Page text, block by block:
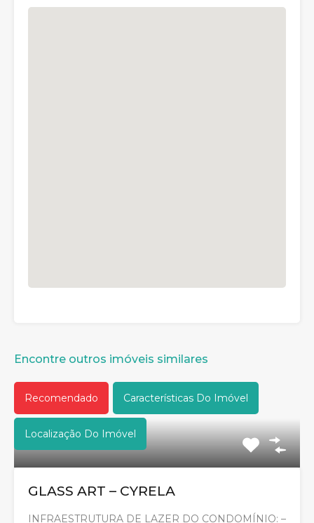
Encontre outros imóveis similares
Recomendado Características Do Imóvel
Localização Do Imóvel
GLASS ART – CYRELA
INFRAESTRUTURA DE LAZER DO CONDOMÍNIO: –